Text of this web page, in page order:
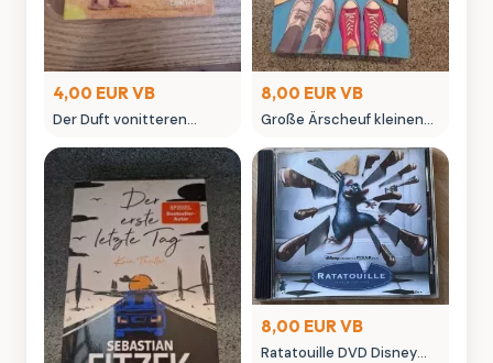
4,00 EUR VB
Der Duft vonitteren
Roman
8,00 EUR VB
Große Ärscheuf kleinen
Benni-Mama
8,00 EUR VB
Ratatouille DVD Disney